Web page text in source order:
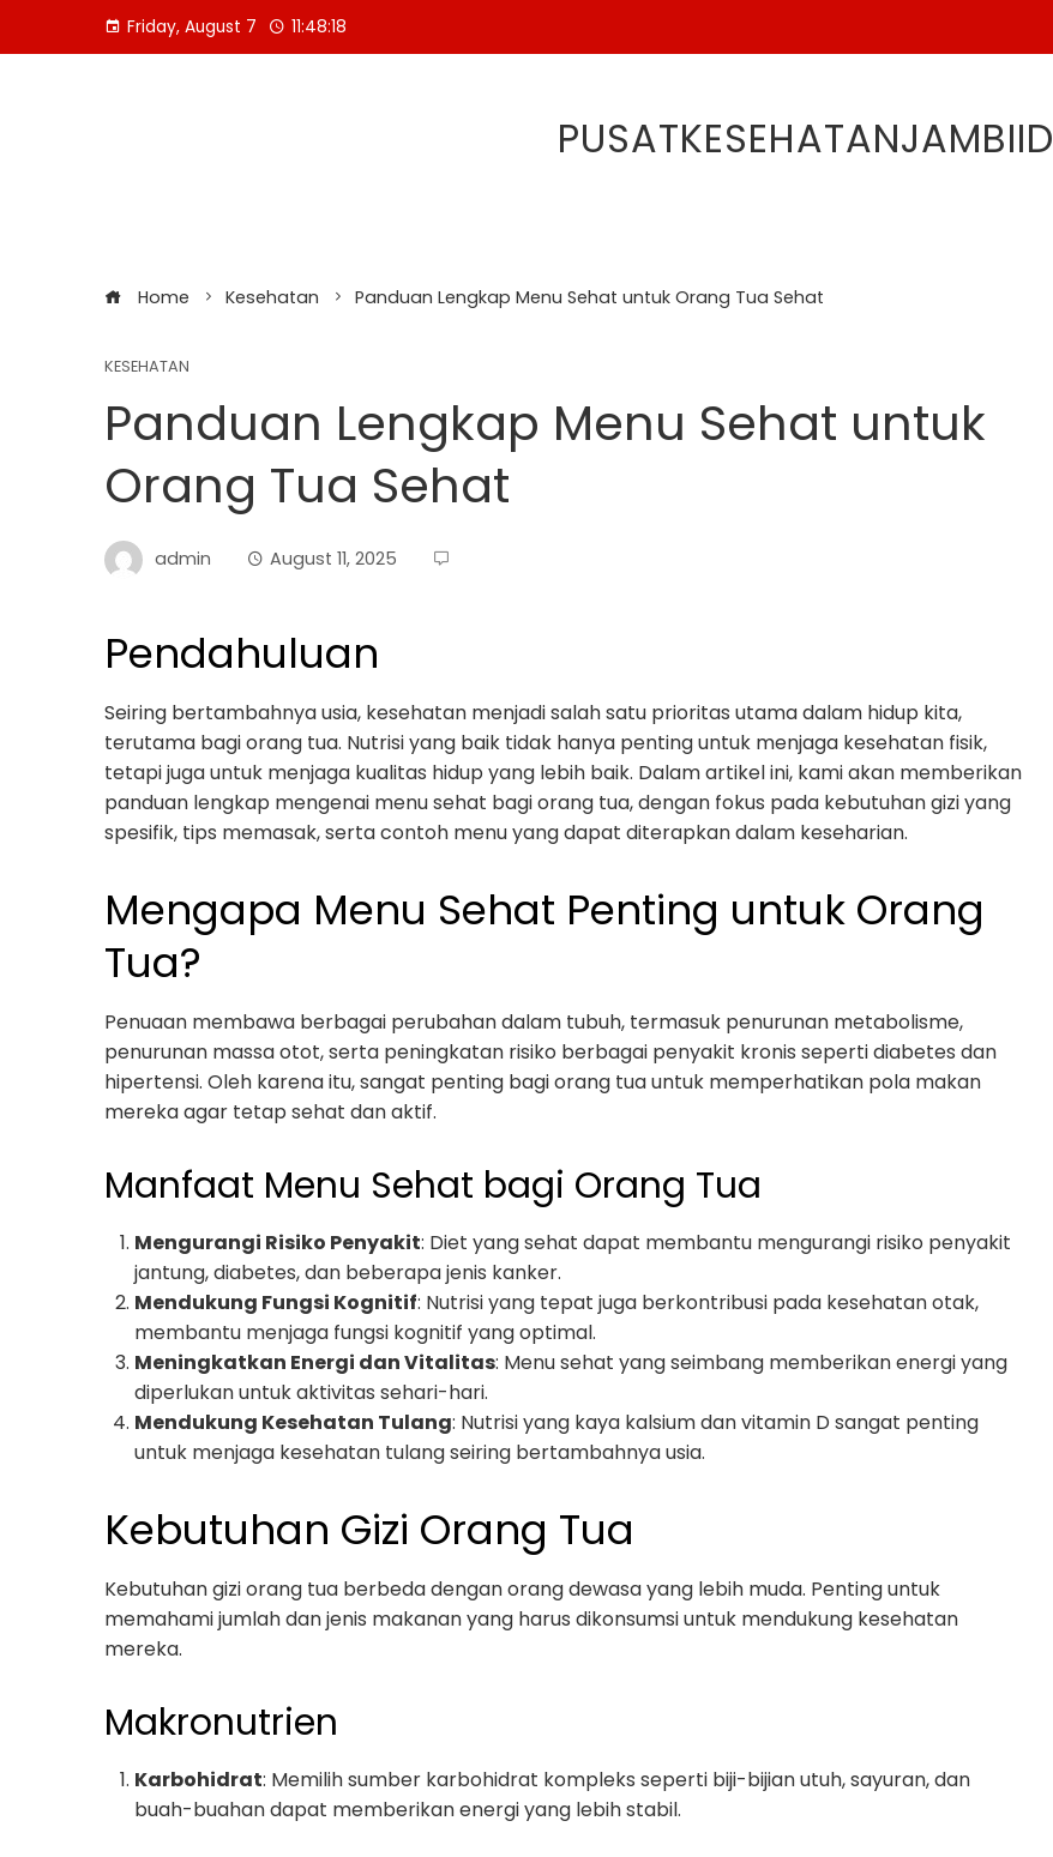
Friday, August 7 11:48:19
PUSATKESEHATANJAMBIID
Home Kesehatan Panduan Lengkap Menu Sehat untuk Orang Tua Sehat
KESEHATAN
Panduan Lengkap Menu Sehat untuk
Orang Tua Sehat
admin August 11, 2025
Pendahuluan
Seiring bertambahnya usia, kesehatan menjadi salah satu prioritas utama dalam hidup kita,
terutama bagi orang tua. Nutrisi yang baik tidak hanya penting untuk menjaga kesehatan fisik,
tetapi juga untuk menjaga kualitas hidup yang lebih baik. Dalam artikel ini, kami akan memberikan
panduan lengkap mengenai menu sehat bagi orang tua, dengan fokus pada kebutuhan gizi yang
spesifik, tips memasak, serta contoh menu yang dapat diterapkan dalam keseharian.
Mengapa Menu Sehat Penting untuk Orang
Tua?
Penuaan membawa berbagai perubahan dalam tubuh, termasuk penurunan metabolisme,
penurunan massa otot, serta peningkatan risiko berbagai penyakit kronis seperti diabetes dan
hipertensi. Oleh karena itu, sangat penting bagi orang tua untuk memperhatikan pola makan
mereka agar tetap sehat dan aktif.
Manfaat Menu Sehat bagi Orang Tua
Mengurangi Risiko Penyakit: Diet yang sehat dapat membantu mengurangi risiko penyakit
jantung, diabetes, dan beberapa jenis kanker.
Mendukung Fungsi Kognitif: Nutrisi yang tepat juga berkontribusi pada kesehatan otak,
membantu menjaga fungsi kognitif yang optimal.
Meningkatkan Energi dan Vitalitas: Menu sehat yang seimbang memberikan energi yang
diperlukan untuk aktivitas sehari-hari.
Mendukung Kesehatan Tulang: Nutrisi yang kaya kalsium dan vitamin D sangat penting
untuk menjaga kesehatan tulang seiring bertambahnya usia.
Kebutuhan Gizi Orang Tua
Kebutuhan gizi orang tua berbeda dengan orang dewasa yang lebih muda. Penting untuk
memahami jumlah dan jenis makanan yang harus dikonsumsi untuk mendukung kesehatan
mereka.
Makronutrien
Karbohidrat: Memilih sumber karbohidrat kompleks seperti biji-bijian utuh, sayuran, dan
buah-buahan dapat memberikan energi yang lebih stabil.